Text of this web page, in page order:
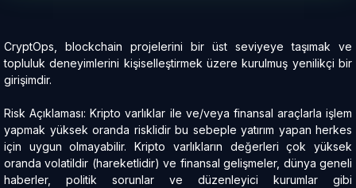
CryptOps, blockchain projelerini bir üst seviyeye taşımak ve
topluluk deneyimlerini kişiselleştirmek üzere kurulmuş yenilikçi bir
girişimdir.
Risk Açıklaması: Kripto varlıklar ile ve/veya finansal araçlarla işlem
yapmak yüksek oranda risklidir bu sebeple yatırım yapan herkes
için uygun olmayabilir. Kripto varlıkların değerleri çok yüksek
oranda volatildir (hareketlidir) ve finansal gelişmeler, dünya geneli
haberler, politik sorunlar ve düzenleyici kurumlar gibi